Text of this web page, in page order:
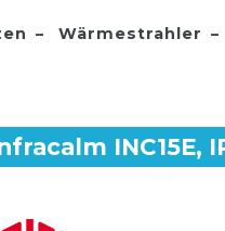
Wärmestrahler
INC15E,